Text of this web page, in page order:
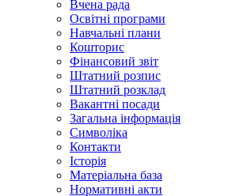
Вчена рада
Освітні програми
Навчальні плани
Кошторис
Фінансовий звіт
Штатний розпис
Штатний розклад
Вакантні посади
Загальна інформація
Символіка
Контакти
Історія
Матеріальна база
Нормативні акти